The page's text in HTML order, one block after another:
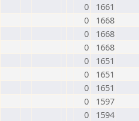
0
1661
0
1668
0
1668
0
1668
0
1651
0
1651
0
1651
0
1597
0
1594